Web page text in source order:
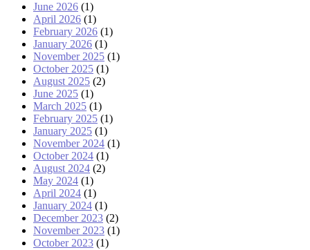
June 2026 (1)
April 2026 (1)
February 2026 (1)
January 2026 (1)
November 2025 (1)
October 2025 (1)
August 2025 (2)
June 2025 (1)
March 2025 (1)
February 2025 (1)
January 2025 (1)
November 2024 (1)
October 2024 (1)
August 2024 (2)
May 2024 (1)
April 2024 (1)
January 2024 (1)
December 2023 (2)
November 2023 (1)
October 2023 (1)